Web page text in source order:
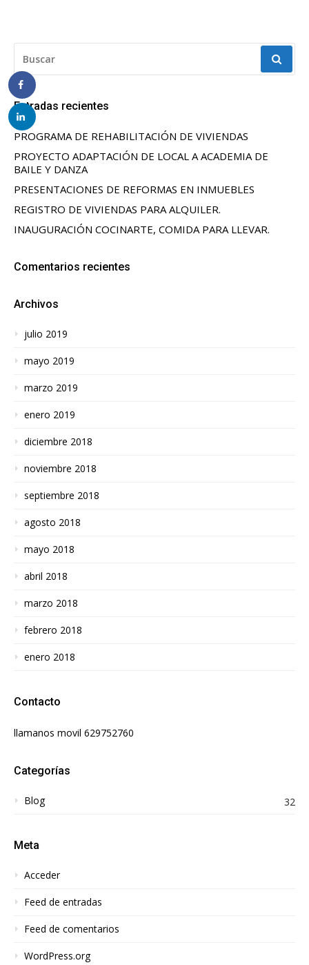
Entradas recientes
PROGRAMA DE REHABILITACIÓN DE VIVIENDAS
PROYECTO ADAPTACIÓN DE LOCAL A ACADEMIA DE
BAILE Y DANZA
PRESENTACIONES DE REFORMAS EN INMUEBLES
REGISTRO DE VIVIENDAS PARA ALQUILER.
INAUGURACIÓN COCINARTE, COMIDA PARA LLEVAR.
Comentarios recientes
Archivos
julio 2019
mayo 2019
marzo 2019
enero 2019
diciembre 2018
noviembre 2018
septiembre 2018
agosto 2018
mayo 2018
abril 2018
marzo 2018
febrero 2018
enero 2018
Contacto
llamanos movil 629752760
Categorías
Blog 32
Meta
Acceder
Feed de entradas
Feed de comentarios
WordPress.org